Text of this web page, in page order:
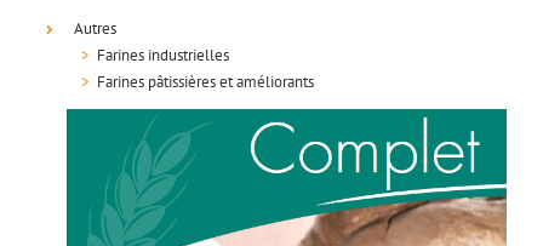
Autres
> Farines industrielles
> Farines pâtissières et améliorants